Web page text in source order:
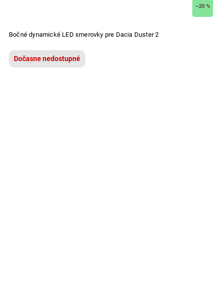
–20 %
Bočné dynamické LED smerovky pre Dacia Duster 2
Dočasne nedostupné